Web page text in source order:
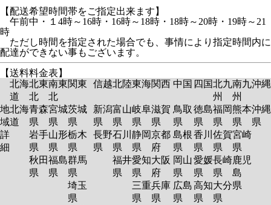
【配送希望時間帯をご指定出来ます】
午前中・１4時～16時・16時～18時・18時～20時・19時～21
時
ただし時間を指定された場合でも、事情により指定時間内に
配達ができない事もございます。
【送料料金表】
北海
道
北東
北
南東
北
関東 信越北陸東海関西 中国 四国北九
州
南九
州
沖縄
地
域
詳
細
北海
道
青森
県
岩手
県
秋田
県
宮城
県
山形
県
福島
県
茨城
県
栃木
県
群馬
県
埼玉
県
新潟
県
長野
県
富山
県
石川
県
福井
県
岐阜
県
静岡
県
愛知
県
三重
県
滋賀
県
京都
府
大阪
府
兵庫
県
鳥取
県
島根
県
岡山
県
広島
県
徳島
県
香川
県
愛媛
県
高知
県
福岡
県
佐賀
県
長崎
県
大分
県
熊本
県
宮崎
県
鹿児
島
県
沖縄
県